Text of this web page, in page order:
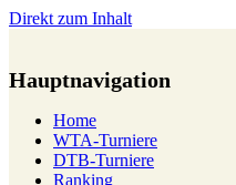
Direkt zum Inhalt
Hauptnavigation
Home
WTA-Turniere
DTB-Turniere
Ranking